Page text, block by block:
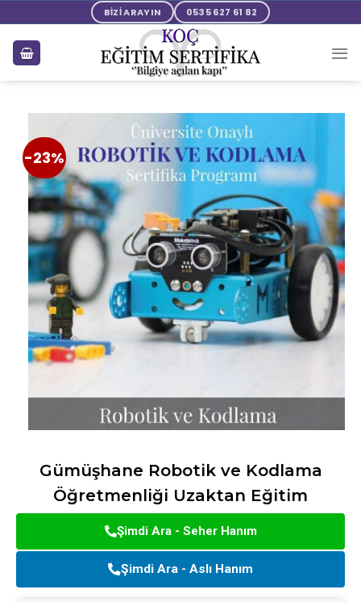
BİZİ ARAYIN 0535 627 61 82
-23%
Gümüşhane Robotik ve Kodlama
Öğretmenliği Uzaktan Eğitim
Şimdi Ara - Seher Hanım
Şimdi Ara - Aslı Hanım